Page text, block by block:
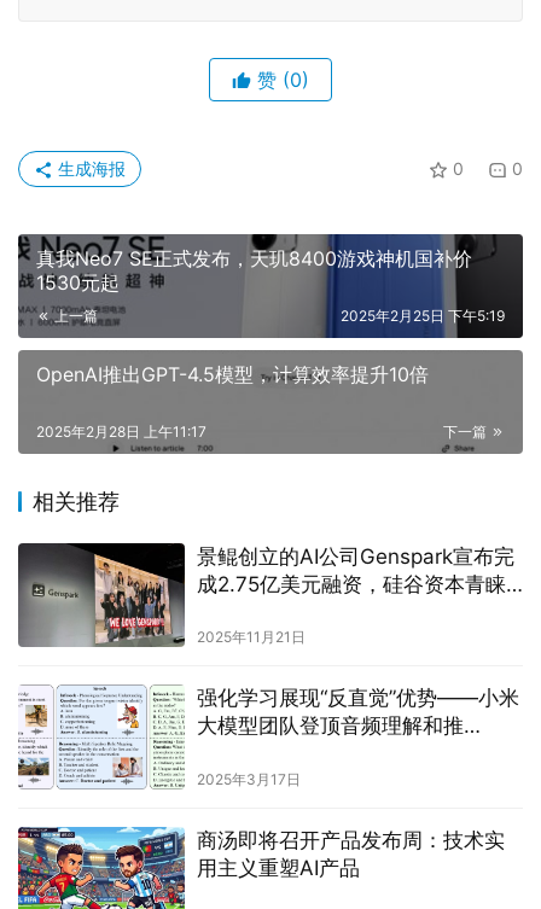
赞 (0)
0 0
生成海报
真我Neo7 SE正式发布，天玑8400游戏神机国补价
1530元起
上一篇 2025年2月25日 下午5:19
OpenAI推出GPT-4.5模型，计算效率提升10倍
下一篇
2025年2月28日 上午11:17
相关推荐
景鲲创立的AI公司Genspark宣布完
成2.75亿美元融资，硅谷资本青睐
2025年11月21日
强化学习展现“反直觉”优势——小米
大模型团队登顶音频理解和推
2025年3月17日
商汤即将召开产品发布周：技术实
用主义重塑AI产品